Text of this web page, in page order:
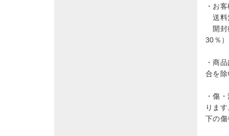
・お
送料
開封
30％
・商
合を
・傷
りま
下の